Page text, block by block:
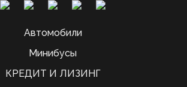
Автомобили
Минибусы
КРЕДИТ И ЛИЗИНГ